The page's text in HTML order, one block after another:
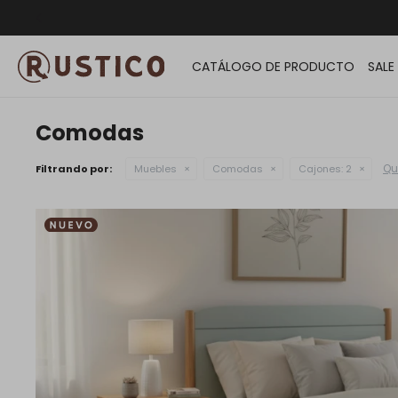
CATÁLOGO DE PRODUCTO SALE
Comodas
Filtrando por: Muebles Comodas Cajones: 2